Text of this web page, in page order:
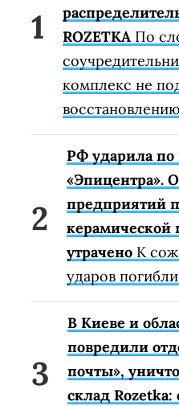
ROZETKA По
комплекс не
РФ ударила по
«Эпицентра».
предприятий
керамической
утрачено К
ударов
В Киеве и
повредили
почты»,
склад